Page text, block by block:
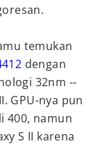
temukan
dengan
32nm --
GPU-nya pun
400, namun
S II karena